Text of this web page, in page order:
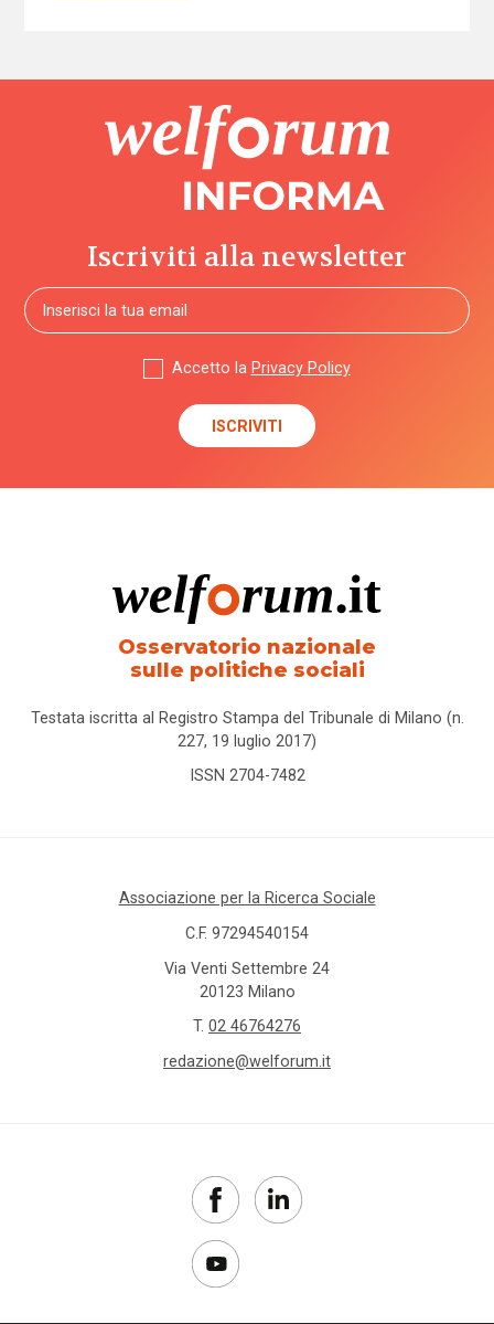
Iscriviti alla newsletter
Accetto la Privacy Policy
Osservatorio nazionale
sulle politiche sociali
Testata iscritta al Registro Stampa del Tribunale di Milano (n.
227, 19 luglio 2017)
ISSN 2704-7482
Associazione per la Ricerca Sociale
C.F. 97294540154
Via Venti Settembre 24
20123 Milano
T. 02 46764276
redazione@welforum.it